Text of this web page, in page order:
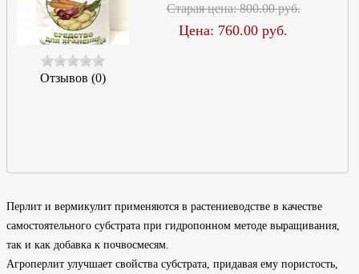
Отзывов (0)
Старая цена:800.00 руб.
Цена: 760.00 руб.
Перлит и вермикулит применяются в растениеводстве в качестве
самостоятельного субстрата при гидропонном методе выращивания,
так и как добавка к почвосмесям.
Агроперлит улучшает свойства субстрата, придавая ему пористость,